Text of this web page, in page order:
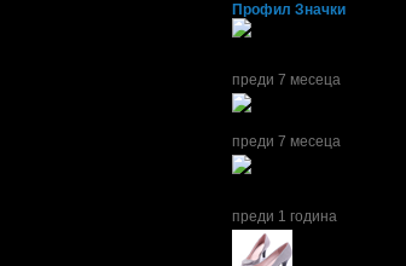
Профил Значки
преди 7 месеца
преди 7 месеца
преди 1 година